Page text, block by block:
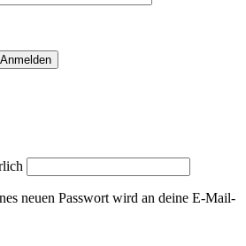
Anmelden
neuen Passwort wird an deine E-Mail-